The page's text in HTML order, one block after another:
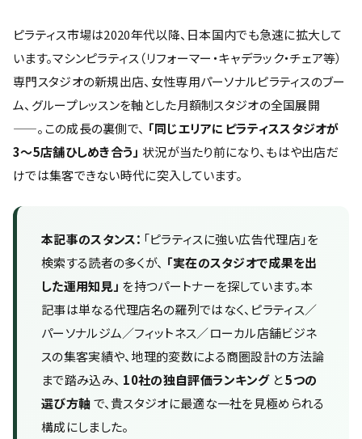
ピラティス市場は2020年代以降、日本国内でも急速に拡大して
います。マシンピラティス（リフォーマー・キャデラック・チェア等）
専門スタジオの新規出店、女性専用パーソナルピラティスのブー
ム、グループレッスンを軸とした月額制スタジオの全国展開
——。この成長の裏側で、 「同じエリアにピラティススタジオが
3〜5店舗ひしめき合う」 状況が当たり前になり、もはや出店だ
けでは集客できない時代に突入しています。
本記事のスタンス： 「ピラティスに強い広告代理店」を
検索する読者の多くが、 「実在のスタジオで成果を出
した運用知見」 を持つパートナーを探しています。本
記事は単なる代理店名の羅列ではなく、ピラティス／
パーソナルジム／フィットネス／ローカル店舗ビジネ
スの集客実績や、地理的変数による商圏設計の方法論
まで踏み込み、 10社の独自評価ランキングと5つの
選び方軸で、貴スタジオに最適な一社を見極められる
構成にしました。